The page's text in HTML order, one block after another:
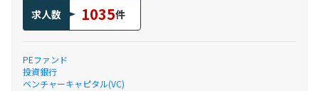
求人数 1035件
PEファンド
投資銀行
ベンチャーキャピタル(VC)